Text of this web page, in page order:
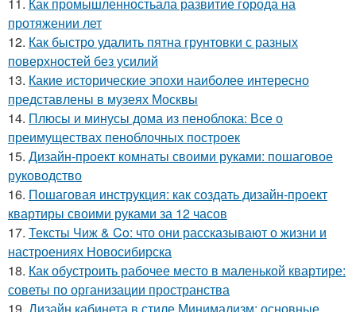
протяжении лет
12. Как быстро удалить пятна грунтовки с разных
поверхностей без усилий
13. Какие исторические эпохи наиболее интересно
представлены в музеях Москвы
14. Плюсы и минусы дома из пеноблока: Все о
преимуществах пеноблочных построек
15. Дизайн-проект комнаты своими руками: пошаговое
руководство
16. Пошаговая инструкция: как создать дизайн-проект
квартиры своими руками за 12 часов
17. Тексты Чиж & Co: что они рассказывают о жизни и
настроениях Новосибирска
18. Как обустроить рабочее место в маленькой квартире:
советы по организации пространства